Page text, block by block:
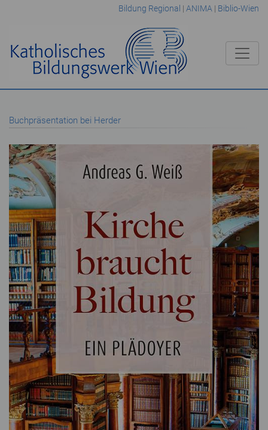
Bildung Regional | ANIMA | Biblio-Wien
Buchpräsentation bei Herder